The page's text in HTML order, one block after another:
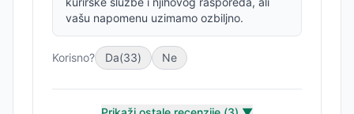
vašu napomenu uzimamo ozbiljno.
Korisno? Da(33) Ne